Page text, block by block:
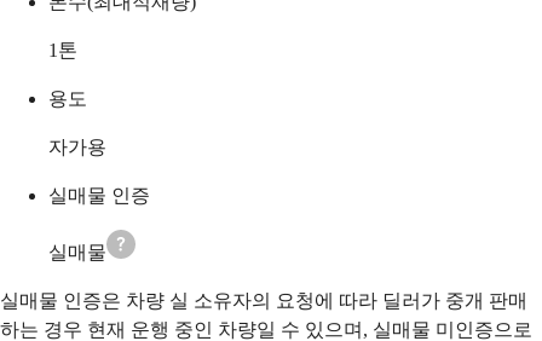
1 톤
용도
자가용
실매물 인증
실매물
실매물 인증은 차량 실 소유자의 요청에 따라 딜러가 중개 판매
하는 경우 현재 운행 중인 차량일 수 있으며, 실매물 미인증으로